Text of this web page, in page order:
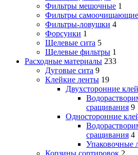
Фильтры мешочные 1
Фильтры
Фильтры-ловушки 4
Форсунки 1
Щелевые сита 5
Щелевые фильтры 1
Расходные материалы 233
Дуговые сита 9
Клейкие ленты 19
Двухсторонние
сращивания 9
Односторонние
сращивания 4
Упаковочные